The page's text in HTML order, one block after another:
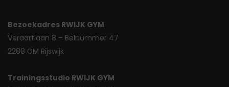
Bezoekadres RWIJK GYM
Veraartlaan 8 – Belnummer 47
2288 GM Rijswijk
Trainingsstudio RWIJK GYM